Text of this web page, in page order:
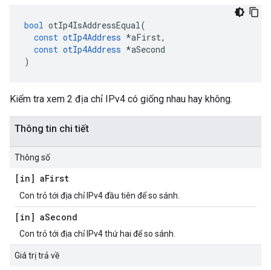
bool otIp4IsAddressEqual(
const otIp4Address *aFirst,
const otIp4Address *aSecond
)
Kiểm tra xem 2 địa chỉ IPv4 có giống nhau hay không.
Thông tin chi tiết
Thông số
[in] aFirst
Con trỏ tới địa chỉ IPv4 đầu tiên để so sánh.
[in] aSecond
Con trỏ tới địa chỉ IPv4 thứ hai để so sánh.
Giá trị trả về